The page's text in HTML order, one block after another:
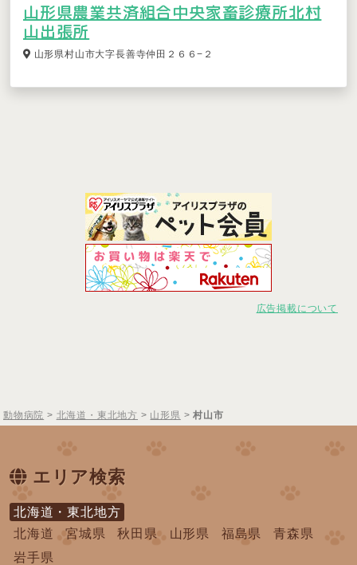
山形県農業共済組合中央家畜診療所北村
山出張所
山形県村山市大字長善寺仲田２６６−２
広告掲載について
動物病院 > 北海道・東北地方 > 山形県 >村山市
エリア検索
北海道・東北地方
北海道
宮城県 秋田県 山形県 福島県
青森県
岩手県